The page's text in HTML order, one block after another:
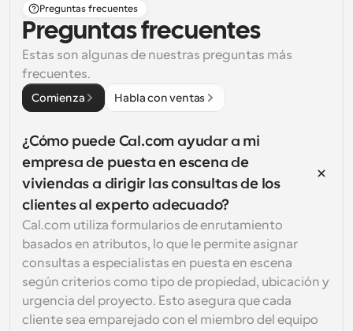
Preguntas frecuentes
Preguntas frecuentes
Estas son algunas de nuestras preguntas más
frecuentes.
Comienza Habla con ventas
¿Cómo puede Cal.com ayudar a mi
empresa de puesta en escena de
viviendas a dirigir las consultas de los
clientes al experto adecuado?
Cal.com utiliza formularios de enrutamiento
basados en atributos, lo que le permite asignar
consultas a especialistas en puesta en escena
según criterios como tipo de propiedad, ubicación y
urgencia del proyecto. Esto asegura que cada
cliente sea emparejado con el miembro del equipo